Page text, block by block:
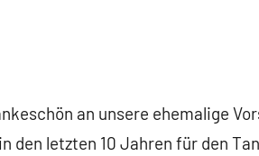
an unsere ehemalige
den letzten 10 Jahren für den